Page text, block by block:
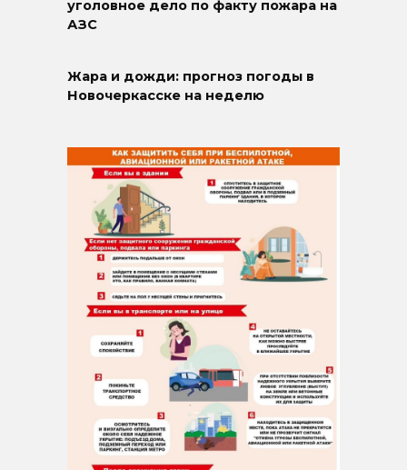
уголовное дело по факту пожара на
АЗС
Жара и дожди: прогноз погоды в
Новочеркасске на неделю